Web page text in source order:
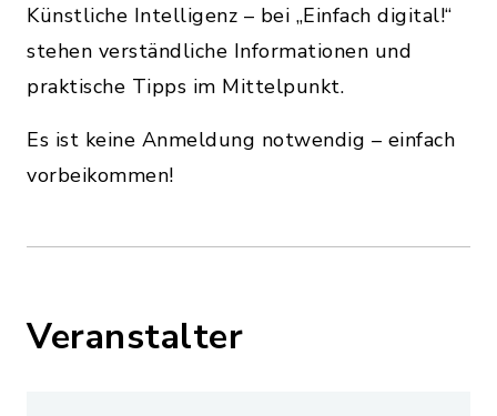
Künstliche Intelligenz – bei „Einfach digital!“
stehen verständliche Informationen und
praktische Tipps im Mittelpunkt.
Es ist keine Anmeldung notwendig – einfach
vorbeikommen!
Veranstalter